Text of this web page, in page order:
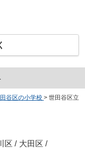
谷区の小学校 > 世田谷区立
区 / 大田区 /